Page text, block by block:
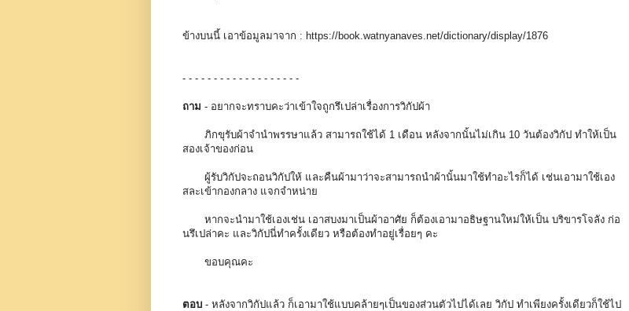
ข้างบนนี้ เอาข้อมูลมาจาก : https://book.watnyanaves.net/dictionary/display/1876
- - - - - - - - - - - - - - - - - - -
ถาม - อยากจะทราบคะว่าเข้าใจถูกรึเปล่าเรื่องการวิกัปผ้า
ภิกขุรับผ้าจำนำพรรษาแล้ว สามารถใช้ได้ 1 เดือน หลังจากนั้นไม่เกิน 10 วันต้องวิกัป ทำให้เป็น
สองเจ้าของก่อน
ผู้รับวิกัปจะถอนวิกัปให้ และคืนผ้ามาว่าจะสามารถนำผ้านั้นมาใช้ทำอะไรก็ได้ เช่นเอามาใช้เอง
สละเข้ากองกลาง แจกจำหน่าย
หากจะนำมาใช้เองเช่น เอาสบงมาเป็นผ้าอาศัย ก็ต้องเอามาอธิษฐานใหม่ให้เป็น บริขารโจลัง ก่อ
นรึเปล่าคะ และวิกัปนี่ทำครั้งเดียว หรือต้องทำอยู่เรื่อยๆ คะ
ขอบคุณคะ
ตอบ - หลังจากวิกัปแล้ว ก็เอามาใช้แบบคล้ายๆเป็นของส่วนตัวไปได้เลย วิกัป ทำเพียงครั้งเดียวก็ใช้ไป